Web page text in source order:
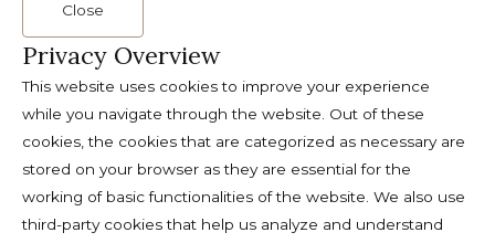
Close
Privacy Overview
This website uses cookies to improve your experience
while you navigate through the website. Out of these
cookies, the cookies that are categorized as necessary are
stored on your browser as they are essential for the
working of basic functionalities of the website. We also use
third-party cookies that help us analyze and understand